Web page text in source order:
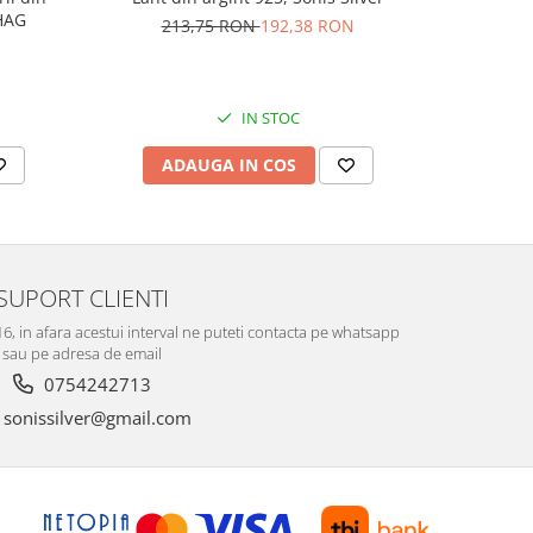
213,75 RON192,38 RON
IN STOC
ADAUGA IN COS
CLIENTI
in afara acestui interval ne puteti contacta pe whatsapp
sau pe adresa de email
0754242713
sonissilver@gmail.com